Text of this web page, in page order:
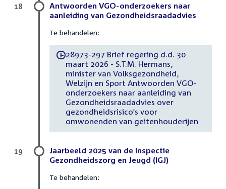
Antwoorden VGO-onderzoekers naar
aanleiding van Gezondheidsraadadvies
Te behandelen:
-28973-297 Brief regering d.d. 30
maart 2026 - S.T.M. Hermans,
minister van Volksgezondheid,
Welzijn en Sport Antwoorden VGO-
onderzoekers naar aanleiding van
Gezondheidsraadadvies over
gezondheidsrisico’s voor
omwonenden van geitenhouderijen
18
Jaarbeeld 2025 van de Inspectie
Gezondheidszorg en Jeugd (IGJ)
Te behandelen:
19